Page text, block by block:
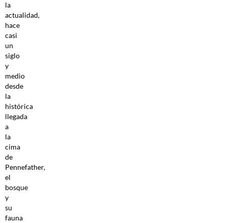
la
actualidad,
hace
casi
un
siglo
y
medio
desde
la
histórica
llegada
a
la
cima
de
Pennefather,
el
bosque
y
su
fauna